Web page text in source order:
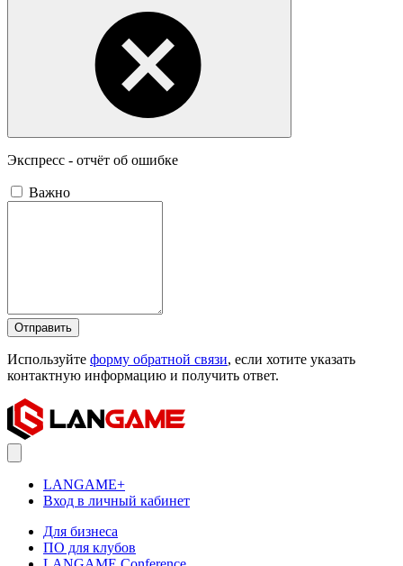
Экспресс - отчёт об ошибке
Важно
Отправить
Используйте форму обратной связи, если хотите указать
контактную информацию и получить ответ.
LANGAME+
Вход в личный кабинет
Для бизнеса
ПО для клубов